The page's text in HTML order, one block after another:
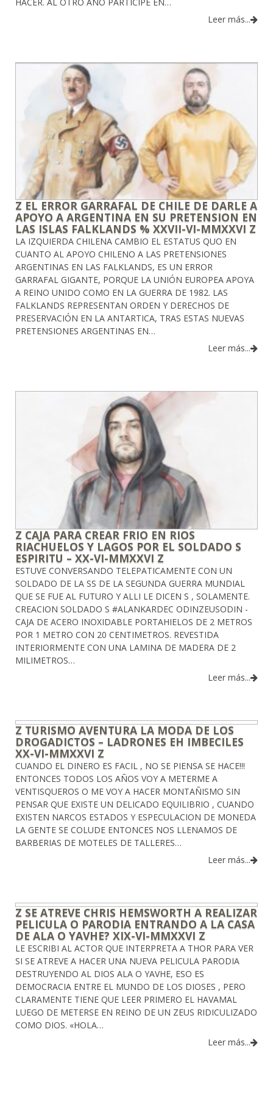
Leer más...
Z EL ERROR GARRAFAL DE CHILE DE DARLE A
APOYO A ARGENTINA EN SU PRETENSION EN
LAS ISLAS FALKLANDS % XXVII-VI-MMXXVI Z
LA IZQUIERDA CHILENA CAMBIO EL ESTATUS QUO EN
CUANTO AL APOYO CHILENO A LAS PRETENSIONES
ARGENTINAS EN LAS FALKLANDS, ES UN ERROR
GARRAFAL GIGANTE, PORQUE LA UNIÓN EUROPEA APOYA
A REINO UNIDO COMO EN LA GUERRA DE 1982. LAS
FALKLANDS REPRESENTAN ORDEN Y DERECHOS DE
PRESERVACIÓN EN LA ANTARTICA, TRAS ESTAS NUEVAS
PRETENSIONES ARGENTINAS EN…
Leer más...
Z CAJA PARA CREAR FRIO EN RIOS
RIACHUELOS Y LAGOS POR EL SOLDADO S
ESPIRITU – XX-VI-MMXXVI Z
ESTUVE CONVERSANDO TELEPATICAMENTE CON UN
SOLDADO DE LA SS DE LA SEGUNDA GUERRA MUNDIAL
QUE SE FUE AL FUTURO Y ALLI LE DICEN S , SOLAMENTE.
CREACION SOLDADO S #ALANKARDEC ODINZEUSODIN -
CAJA DE ACERO INOXIDABLE PORTAHIELOS DE 2 METROS
POR 1 METRO CON 20 CENTIMETROS. REVESTIDA
INTERIORMENTE CON UNA LAMINA DE MADERA DE 2
MILIMETROS…
Leer más...
Z TURISMO AVENTURA LA MODA DE LOS
DROGADICTOS – LADRONES EH IMBECILES
XX-VI-MMXXVI Z
CUANDO EL DINERO ES FACIL , NO SE PIENSA SE HACE!!!
ENTONCES TODOS LOS AÑOS VOY A METERME A
VENTISQUEROS O ME VOY A HACER MONTAÑISMO SIN
PENSAR QUE EXISTE UN DELICADO EQUILIBRIO , CUANDO
EXISTEN NARCOS ESTADOS Y ESPECULACION DE MONEDA
LA GENTE SE COLUDE ENTONCES NOS LLENAMOS DE
BARBERIAS DE MOTELES DE TALLERES…
Leer más...
Z SE ATREVE CHRIS HEMSWORTH A REALIZAR
PELICULA O PARODIA ENTRANDO A LA CASA
DE ALA O YAVHE? XIX-VI-MMXXVI Z
LE ESCRIBI AL ACTOR QUE INTERPRETA A THOR PARA VER
SI SE ATREVE A HACER UNA NUEVA PELICULA PARODIA
DESTRUYENDO AL DIOS ALA O YAVHE, ESO ES
DEMOCRACIA ENTRE EL MUNDO DE LOS DIOSES , PERO
CLARAMENTE TIENE QUE LEER PRIMERO EL HAVAMAL
LUEGO DE METERSE EN REINO DE UN ZEUS RIDICULIZADO
COMO DIOS. «HOLA…
Leer más...